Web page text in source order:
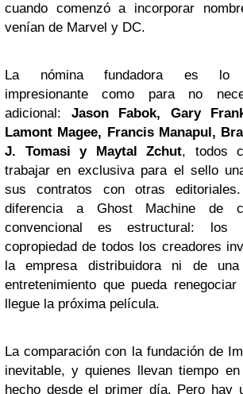
cuando comenzó a incorporar
venían de Marvel y DC.
La nómina fundadora es lo
impresionante como para no
adicional: Jason Fabok, Gary
Lamont Magee, Francis Manapul,
J. Tomasi y Maytal Zchut, todos
trabajar en exclusiva para el sello
sus contratos con otras
diferencia a Ghost Machine de
convencional es estructural: los
copropiedad de todos los creadores
la empresa distribuidora ni de
entretenimiento que pueda
llegue la próxima película.
La comparación con la fundación de
inevitable, y quienes llevan tiempo
hecho desde el primer día. Pero hay